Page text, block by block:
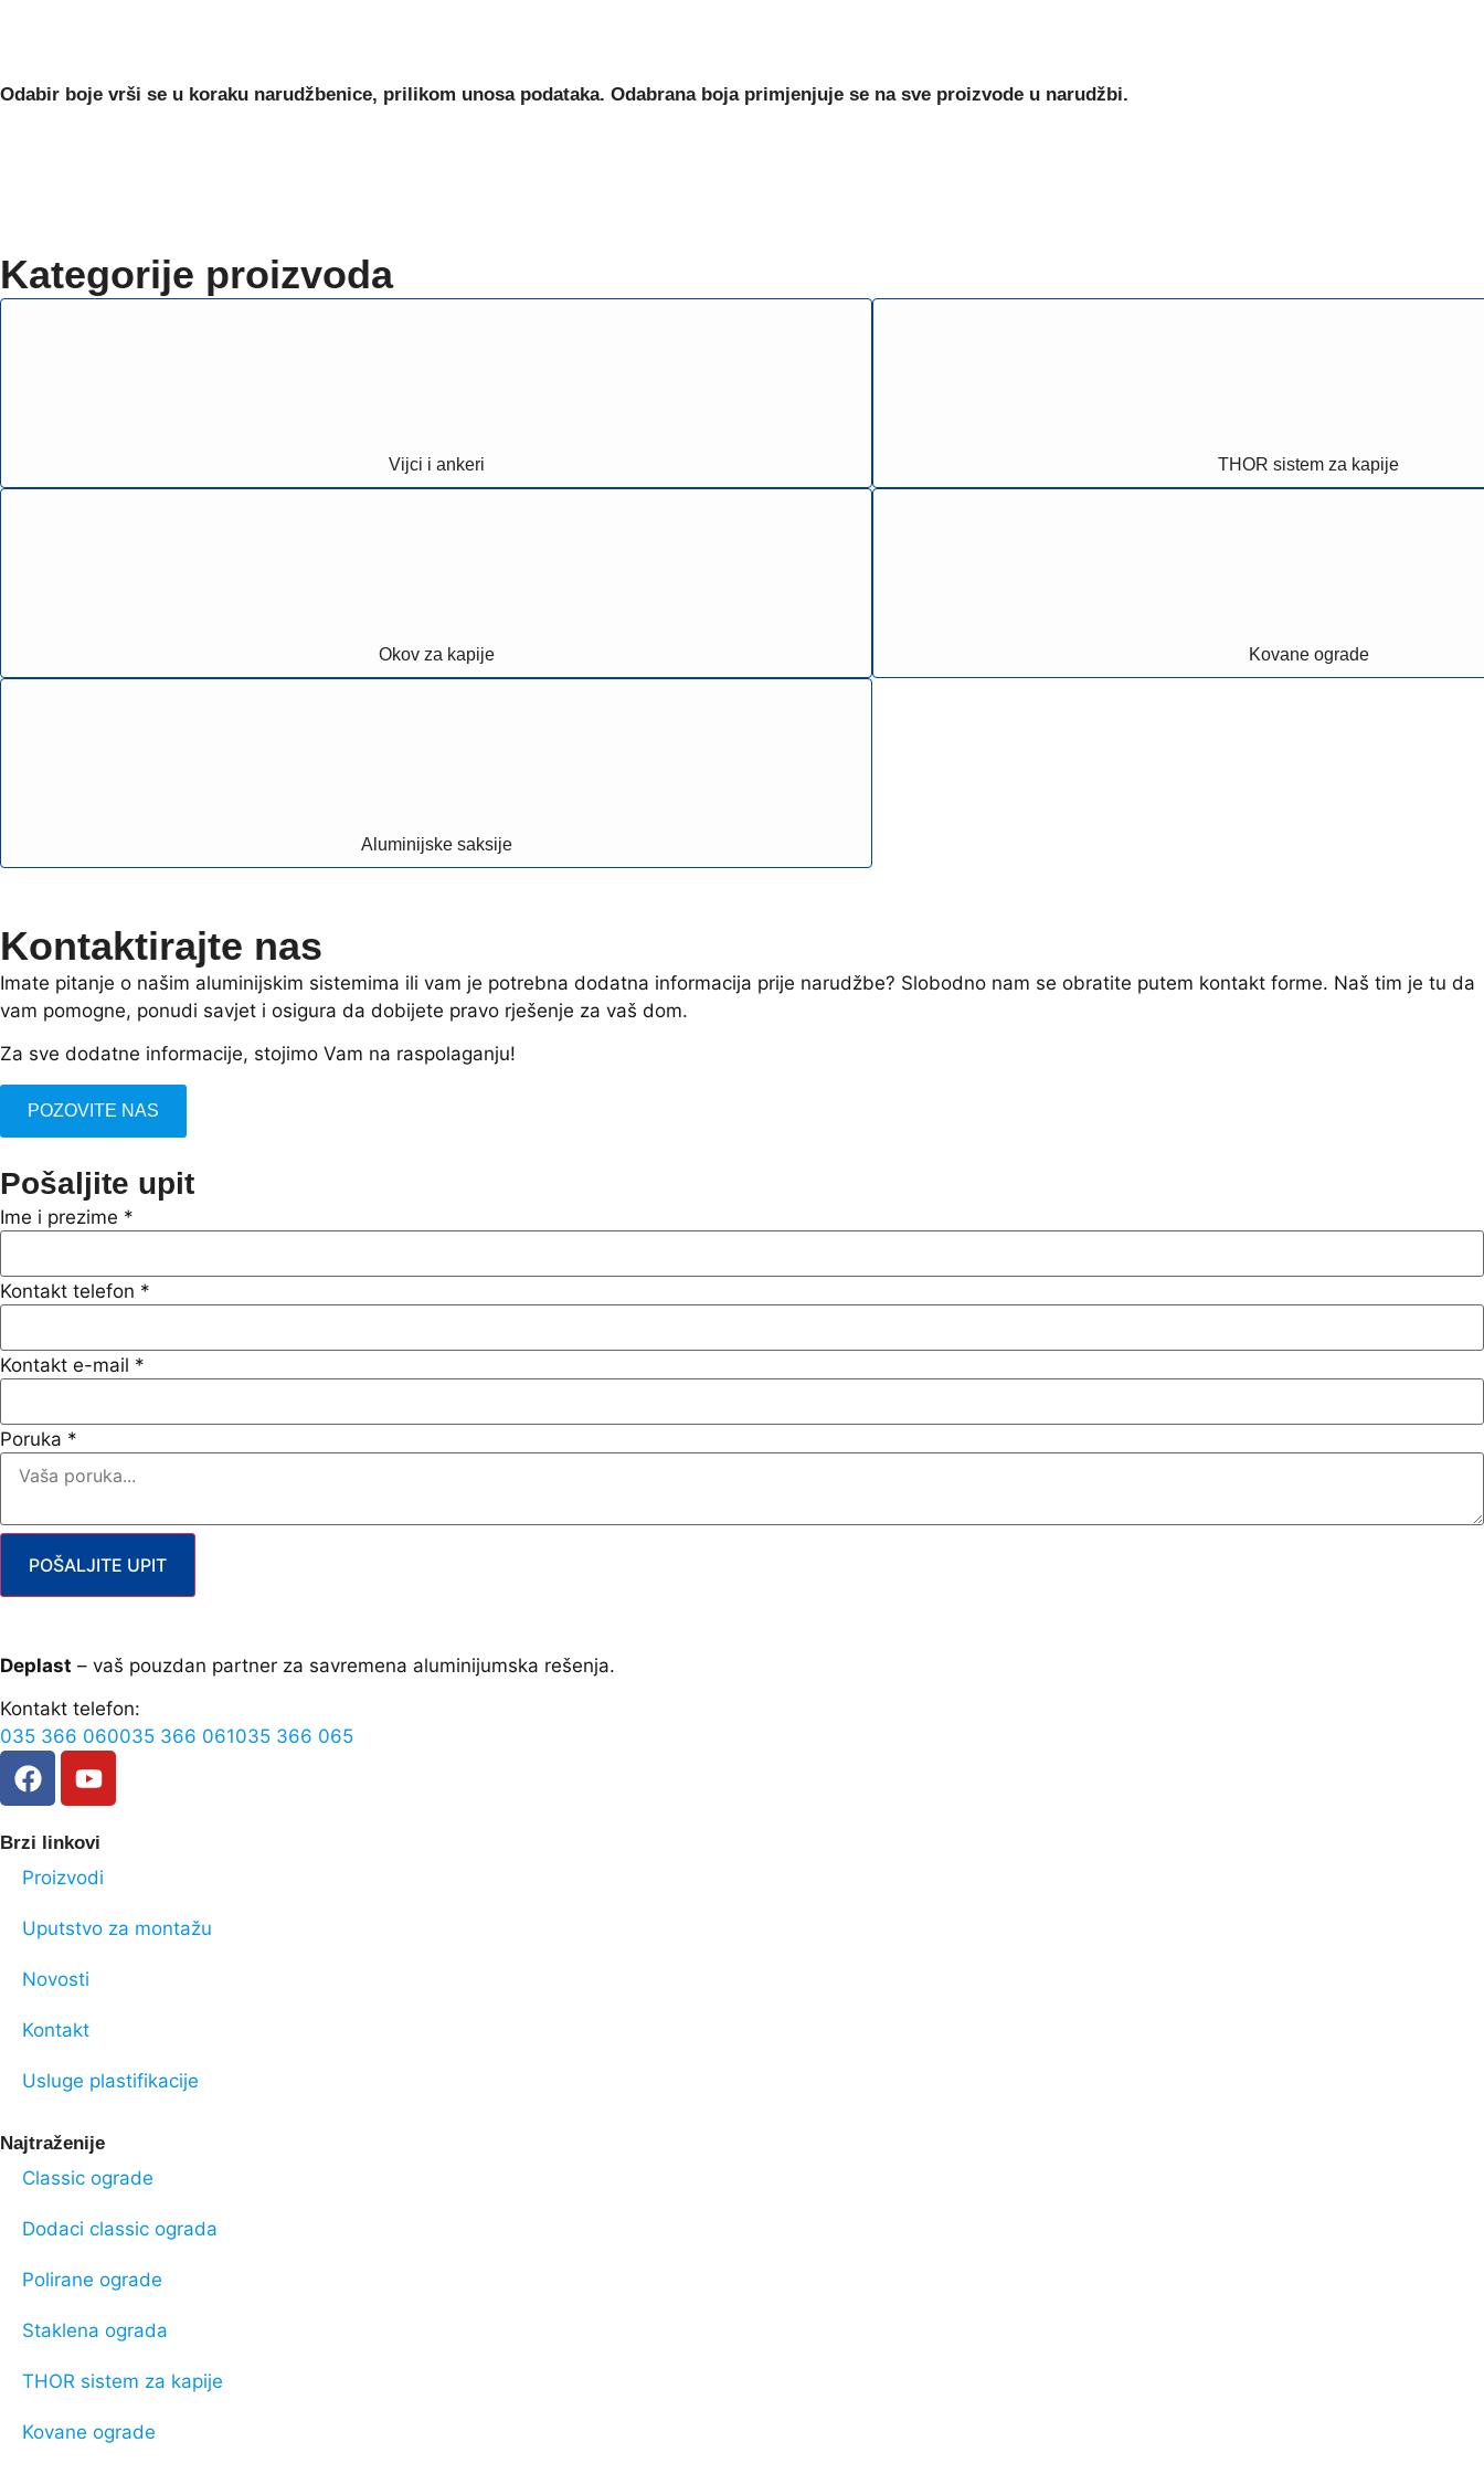
Odabir boje vrši se u koraku narudžbenice, prilikom unosa podataka. Odabrana boja primjenjuje se na sve proizvode u narudžbi.
Kategorije proizvoda
Vijci i ankeri THOR sistem za kapije
Okov za kapije Kovane ograde
Aluminijske saksije
Kontaktirajte nas
Imate pitanje o našim aluminijskim sistemima ili vam je potrebna dodatna informacija prije narudžbe? Slobodno nam se obratite putem kontakt forme. Naš tim je tu da
vam pomogne, ponudi savjet i osigura da dobijete pravo rješenje za vaš dom.
Za sve dodatne informacije, stojimo Vam na raspolaganju!
POZOVITE NAS
Pošaljite upit
Ime i prezime *
Kontakt telefon *
Kontakt e-mail *
Poruka *
POŠALJITE UPIT
Deplast – vaš pouzdan partner za savremena aluminijumska rešenja.
Kontakt telefon:
035 366 060035 366 061035 366 065
Brzi linkovi
Proizvodi
Uputstvo za montažu
Novosti
Kontakt
Usluge plastifikacije
Najtraženije
Classic ograde
Dodaci classic ograda
Polirane ograde
Staklena ograda
THOR sistem za kapije
Kovane ograde